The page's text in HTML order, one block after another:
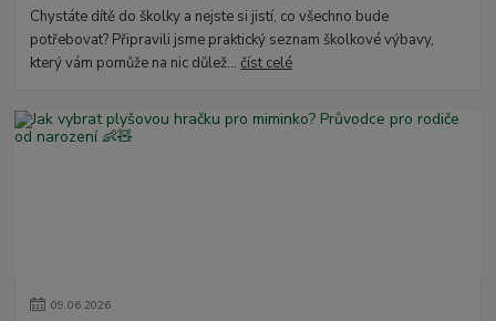
Chystáte dítě do školky a nejste si jistí, co všechno bude
potřebovat? Připravili jsme praktický seznam školkové výbavy,
který vám pomůže na nic důlež...číst celé
09.06.2026